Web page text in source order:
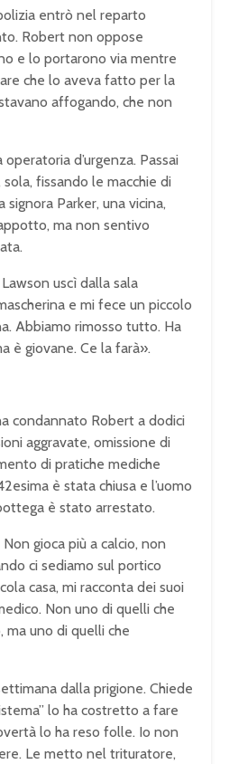
entrò nel reparto
Robert non oppose
e lo portarono via mentre
che lo aveva fatto per la
affogando, che non
d’urgenza. Passai
sola, fissando le macchie di
Parker, una vicina,
ma non sentivo
uscì dalla sala
e mi fece un piccolo
Abbiamo rimosso tutto. Ha
è giovane. Ce la farà».
condannato Robert a dodici
aggravate, omissione di
di pratiche mediche
è stata chiusa e l’uomo
è stato arrestato.
gioca più a calcio, non
ci sediamo sul portico
casa, mi racconta dei suoi
Non uno di quelli che
ma uno di quelli che
dalla prigione. Chiede
lo ha costretto a fare
lo ha reso folle. Io non
Le metto nel trituratore,